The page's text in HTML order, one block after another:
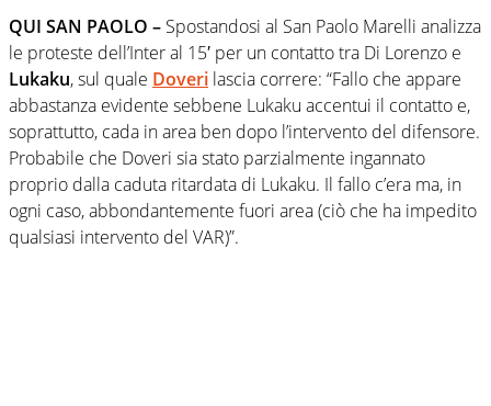
QUI SAN PAOLO – Spostandosi al San Paolo Marelli analizza
le proteste dell’Inter al 15′ per un contatto tra Di Lorenzo e
Lukaku, sul quale Doveri lascia correre: “Fallo che appare
abbastanza evidente sebbene Lukaku accentui il contatto e,
soprattutto, cada in area ben dopo l’intervento del difensore.
Probabile che Doveri sia stato parzialmente ingannato
proprio dalla caduta ritardata di Lukaku. Il fallo c’era ma, in
ogni caso, abbondantemente fuori area (ciò che ha impedito
qualsiasi intervento del VAR)”.